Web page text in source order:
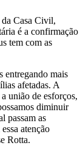
Casa Civil,
é a confirmação
tem com as
entregando mais
afetadas. A
união de esforços,
diminuir
passam as
atenção
Rotta.